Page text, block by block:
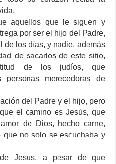
aquellos que le siguen y
por ser el hijo del Padre,
de los días, y nadie, además
de sacarlos de este sitio,
de los judíos, que
personas merecedoras de
del Padre y el hijo, pero
el camino es Jesús, que
de Dios, hecho carne,
no solo se escuchaba y
Jesús, a pesar de que